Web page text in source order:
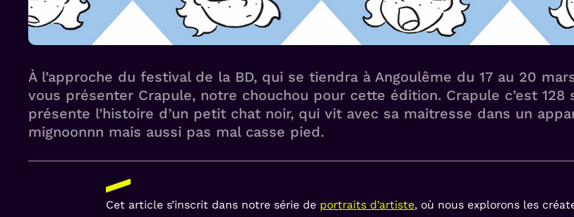
À l’approche du festival de la BD, qui se tiendra à Angoulême du 17 au 20
vous présenter Crapule, notre chouchou pour cette édition. Crapule c’est
présente l’histoire d’un petit chat noir, qui vit avec sa maitresse dans un
mignoonnn mais aussi pas mal casse pied.
Cet article s’inscrit dans notre série de portraits d’artiste, où nous explorons les